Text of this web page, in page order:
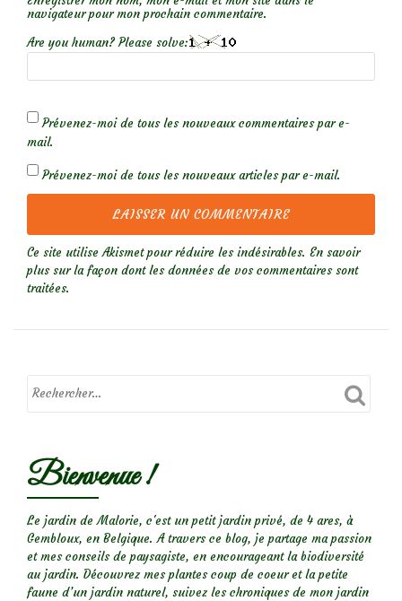
navigateur pour mon prochain commentaire.
Are you human? Please solve:
Prévenez-moi de tous les nouveaux commentaires par e-
mail.
Prévenez-moi de tous les nouveaux articles par e-mail.
Ce site utilise Akismet pour réduire les indésirables. En savoir
plus sur la façon dont les données de vos commentaires sont
traitées.
Bienvenue !
Le jardin de Malorie, c'est un petit jardin privé, de 4 ares, à
Gembloux, en Belgique. A travers ce blog, je partage ma passion
et mes conseils de paysagiste, en encourageant la biodiversité
au jardin. Découvrez mes plantes coup de coeur et la petite
faune d’un jardin naturel, suivez les chroniques de mon jardin